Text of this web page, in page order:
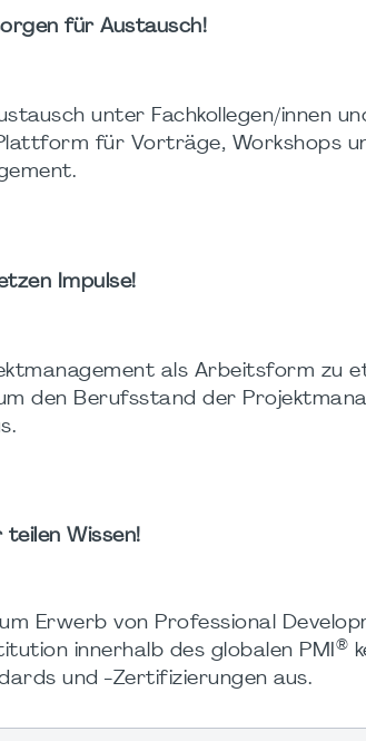
für Austausch!
unter Fachkollegen/innen
für Vorträge, Workshops
Impulse!
als Arbeitsform zu
den Berufsstand der
teilen Wissen!
Erwerb von Professional
innerhalb des globalen PMI
®
und -Zertifizierungen aus.